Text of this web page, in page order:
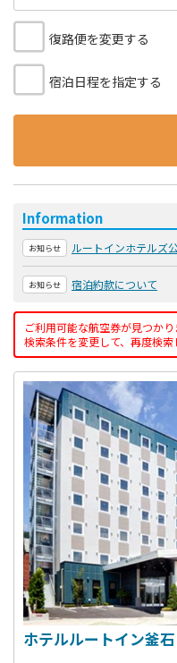
復路便を変更する
宿泊日程を指定する
Information
お知らせ ルートインホテルズ
お知らせ 宿泊約款について
ご利用可能な航空券が見つかり
検索条件を変更して、再度検索
ホテルルートイン釜石